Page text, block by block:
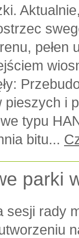
pełen
pieszych i
typu
bitu...
parki
sesji rady